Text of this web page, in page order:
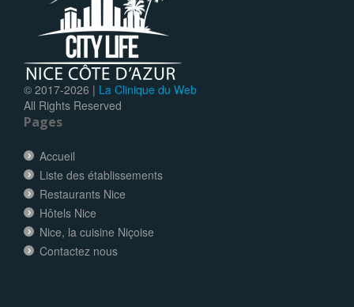
© 2017-2026 | La Clinique du Web
All Rights Reserved
Pages
Accueil
Liste des établissements
Restaurants Nice
Hôtels Nice
Nice, la cuisine Niçoise
Contactez nous